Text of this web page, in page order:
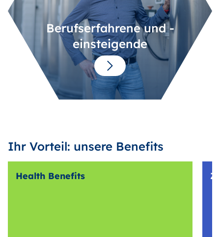
Berufserfahrene und -
einsteigende
Ihr Vorteil: unsere Benefits
Health Benefits